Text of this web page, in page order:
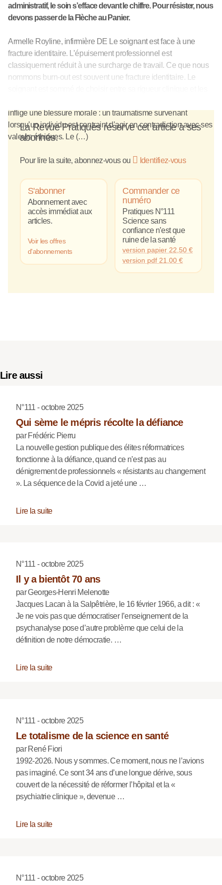
administratif, le soin s’efface devant le chiffre. Pour résister, nous
devons passer de la Flèche au Panier.
Armelle Royline, infirmière DE Le soignant est face à une
fracture identitaire. L’épuisement professionnel est
classiquement réduit à une surcharge de travail. Ce que nous
nommons burn-out est souvent une fracture identitaire. Le
inflige une blessure morale : un traumatisme survenant
lorsqu’un individu est contraint d’agir en contradiction avec ses
valeurs éthiques. Le (…)
La Revue Pratiques réserve cet article à ses
abonnés.
Pour lire la suite, abonnez-vous ou Identifiez-vous
S'abonner
Abonnement avec
accès immédiat aux
articles.
Voir les offres
d'abonnements
Commander ce
numéro
Pratiques N°111
Science sans
confiance n’est que
ruine de la santé
version papier22,50€
version pdf21,00€
Lire aussi
N°111 - octobre 2025
Qui sème le mépris récolte la défiance
par Frédéric Pierru
La nouvelle gestion publique des élites réformatrices
fonctionne à la défiance, quand ce n’est pas au
dénigrement de professionnels « résistants au changement
». La séquence de la Covid a jeté une …
Lire la suite
N°111 - octobre 2025
Il y a bientôt 70 ans
par Georges-Henri Melenotte
Jacques Lacan à la Salpêtrière, le 16 février 1966, a dit : «
Je ne vois pas que démocratiser l’enseignement de la
psychanalyse pose d’autre problème que celui de la
définition de notre démocratie. …
Lire la suite
N°111 - octobre 2025
Le totalisme de la science en santé
par René Fiori
1992-2026. Nous y sommes. Ce moment, nous ne l’avions
pas imaginé. Ce sont 34 ans d’une longue dérive, sous
couvert de la nécessité de réformer l’hôpital et la «
psychiatrie clinique », devenue …
Lire la suite
N°111 - octobre 2025